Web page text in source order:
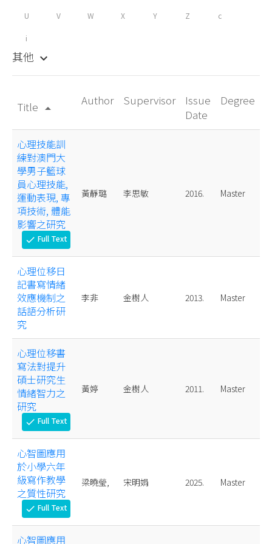
U V W X Y Z c
i
其他 keyboard_arrow_down
Title arrow_drop_up
Author Supervisor
Issue
Date
Degree
心理技能訓
練對澳門大
學男子籃球
員心理技能,
運動表現, 專
項技術, 體能
影響之研究
check Full Text
黃靜璐 李思敏 2016. Master
心理位移日
記書寫情緒
效應機制之
話語分析研
究
李非 金樹人 2013. Master
心理位移書
寫法對提升
碩士研究生
情緒智力之
研究
check Full Text
黃婷 金樹人 2011. Master
心智圖應用
於小學六年
級寫作教學
之質性研究
check Full Text
梁曉瑩, 宋明娟 2025. Master
心智圖應用